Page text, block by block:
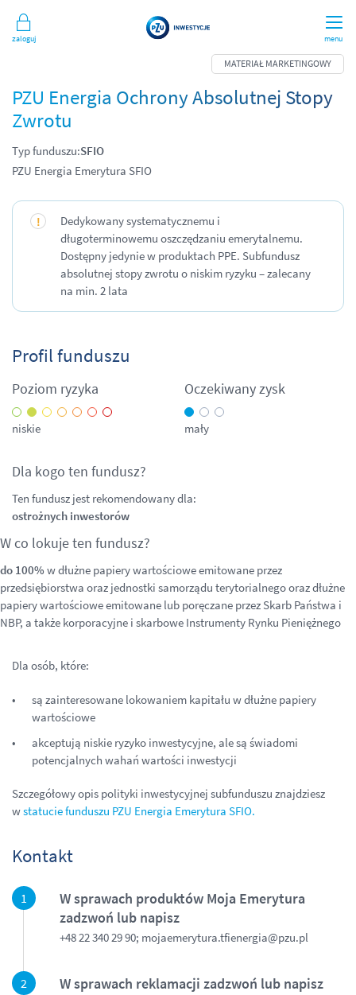
menu
Zaloguj
PZU Energia Ochrony Absolutnej Stopy
Zwrotu
Typ funduszu:SFIO
PZU Energia Emerytura SFIO
Dedykowany systematycznemu i
długoterminowemu oszczędzaniu emerytalnemu.
Dostępny jedynie w produktach PPE. Subfundusz
absolutnej stopy zwrotu o niskim ryzyku – zalecany
na min. 2 lata
Profil funduszu
Poziom ryzyka
niskie
Oczekiwany zysk
mały
Dla kogo ten fundusz?
Ten fundusz jest rekomendowany dla:
ostrożnych inwestorów
W co lokuje ten fundusz?
do 100% w dłużne papiery wartościowe emitowane przez
przedsiębiorstwa oraz jednostki samorządu terytorialnego oraz dłużne
papiery wartościowe emitowane lub poręczane przez Skarb Państwa i
NBP, a także korporacyjne i skarbowe Instrumenty Rynku Pieniężnego
Dla osób, które:
są zainteresowane lokowaniem kapitału w dłużne papiery
wartościowe
akceptują niskie ryzyko inwestycyjne, ale są świadomi
potencjalnych wahań wartości inwestycji
Szczegółowy opis polityki inwestycyjnej subfunduszu znajdziesz
wstatucie funduszu PZU Energia Emerytura SFIO.
Kontakt
W sprawach produktów Moja Emerytura
zadzwoń lub napisz
+48 22 340 29 90; mojaemerytura.tfienergia@pzu.pl
W sprawach reklamacji zadzwoń lub napisz